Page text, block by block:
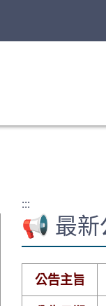
:::
📢 最新
公告主旨